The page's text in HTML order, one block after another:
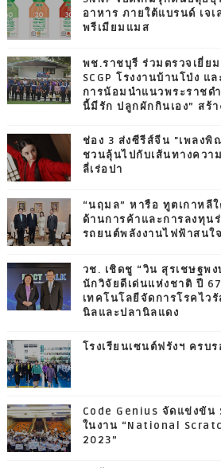
อาหาร ภายใต้แบรนด์ เจเ
พรีเมียมแมส
พช.ราชบุรี ร่วมตรวจเยี่ย
SCGP โรงงานบ้านโป่ง แ
การน้อมนำแนวพระราชด
นี้มีรัก ปลูกผักกินเอง” สร้
ช่อง 3 ส่งซีรีส์จีน "เพลงพิ
ชวนลุ้นไปกับเส้นทางควา
ลี่เร่อปา
“นฤมล” หารือ ทูตเกาหลี
ด้านการค้าและการลงทุน
รถยนต์พลังงานไฟฟ้าสนใ
วช. เชิดชู “วิน สุรเชษฐพ
นักวิจัยดีเด่นแห่งชาติ ปี
เทคโนโลยีจัดการโรคไว
นิลและปลานิลแดง
โรงเรียนเซนต์ฟรังฯ ครบ
Code Genius จัดแข่งขั
ในงาน “National
2023”